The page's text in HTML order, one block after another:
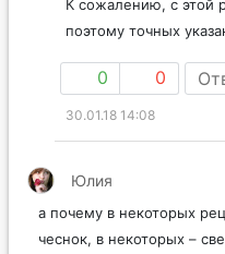
К сожалению, с этой
поэтому точных
0 0
30.01.18 14:08
Юлия
а почему в некоторых
чеснок, в некоторых –